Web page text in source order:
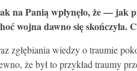
na Panią wpłynęło, że —
wojna dawno się
zgłębiania wiedzy o traumie
że był to przykład traumy